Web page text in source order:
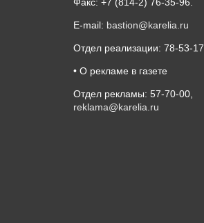
Факс: +7 (814-2) 76-35-96.
E-mail: bastion@karelia.ru
Отдел реализации: 78-53-17
• О рекламе в газете
Отдел рекламы: 57-70-00,
reklama@karelia.ru